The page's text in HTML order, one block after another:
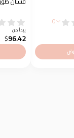
0
يبدأ من
96.42
$